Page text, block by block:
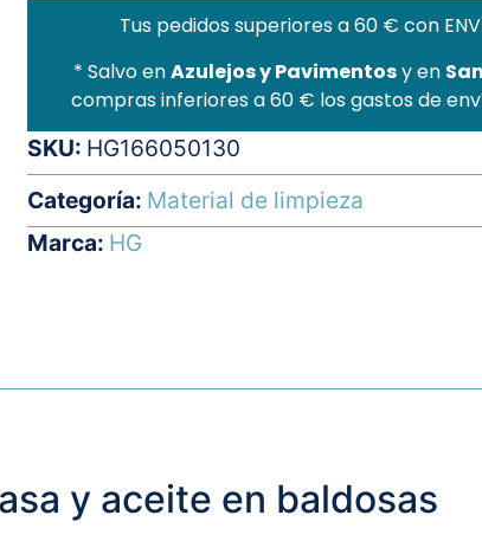
Tus pedidos superiores a 60 € con
* Salvo enAzulejos y Pavimentosy en
compras inferiores a 60 € los gastos de
SKU: HG166050130
Categoría: Material de limpieza
Marca: HG
y aceite en baldosas